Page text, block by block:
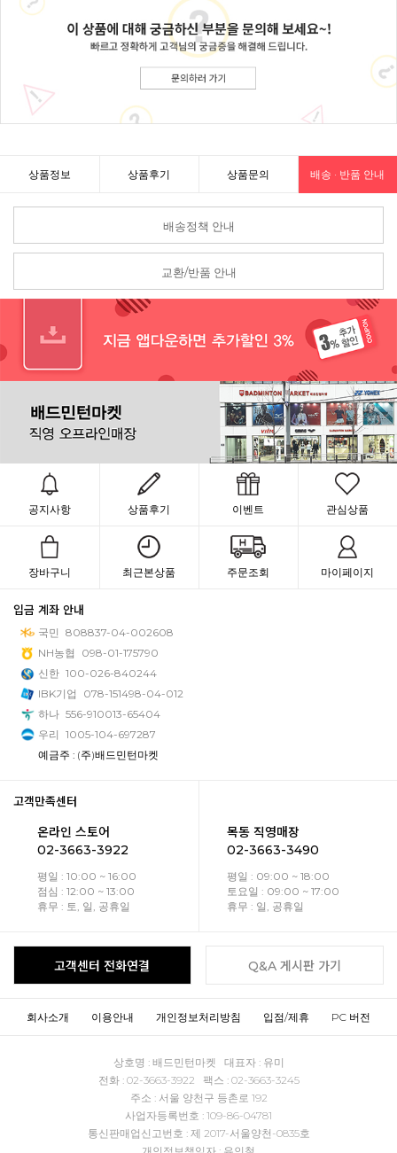
상품정보 상품후기 상품문의 배송 · 반품 안내
배송정책 안내
교환/반품 안내
공지사항 상품후기 이벤트 관심상품
장바구니 최근본상품 주문조회 마이페이지
입금 계좌 안내
국민 808837-04-002608
NH농협
098-01-175790
신한 100-026-840244
IBK기업
078-151498-04-012
하나 556-910013-65404
우리 1005-104-697287
예금주 : (주)배드민턴마켓
고객만족센터
온라인 스토어
02-3663-3922
평일 : 10:00 ~ 16:00
점심 : 12:00 ~ 13:00
휴무 : 토, 일, 공휴일
목동 직영매장
02-3663-3490
평일 : 09:00 ~ 18:00
토요일 : 09:00 ~ 17:00
휴무 : 일, 공휴일
고객센터 전화연결 Q&A 게시판 가기
회사소개 이용안내 개인정보처리방침 입점/제휴 PC 버전
상호명 : 배드민턴마켓 대표자 : 유미
전화 : 02-3663-3922 팩스 : 02-3663-3245
주소 : 서울 양천구 등촌로 192
사업자등록번호 : 109-86-04781
통신판매업신고번호 : 제 2017-서울양천-0835호